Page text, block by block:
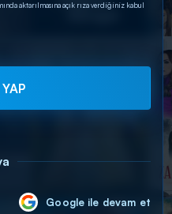
aktarılmasına açık rıza verdiğiniz kabul
Google ile devam et